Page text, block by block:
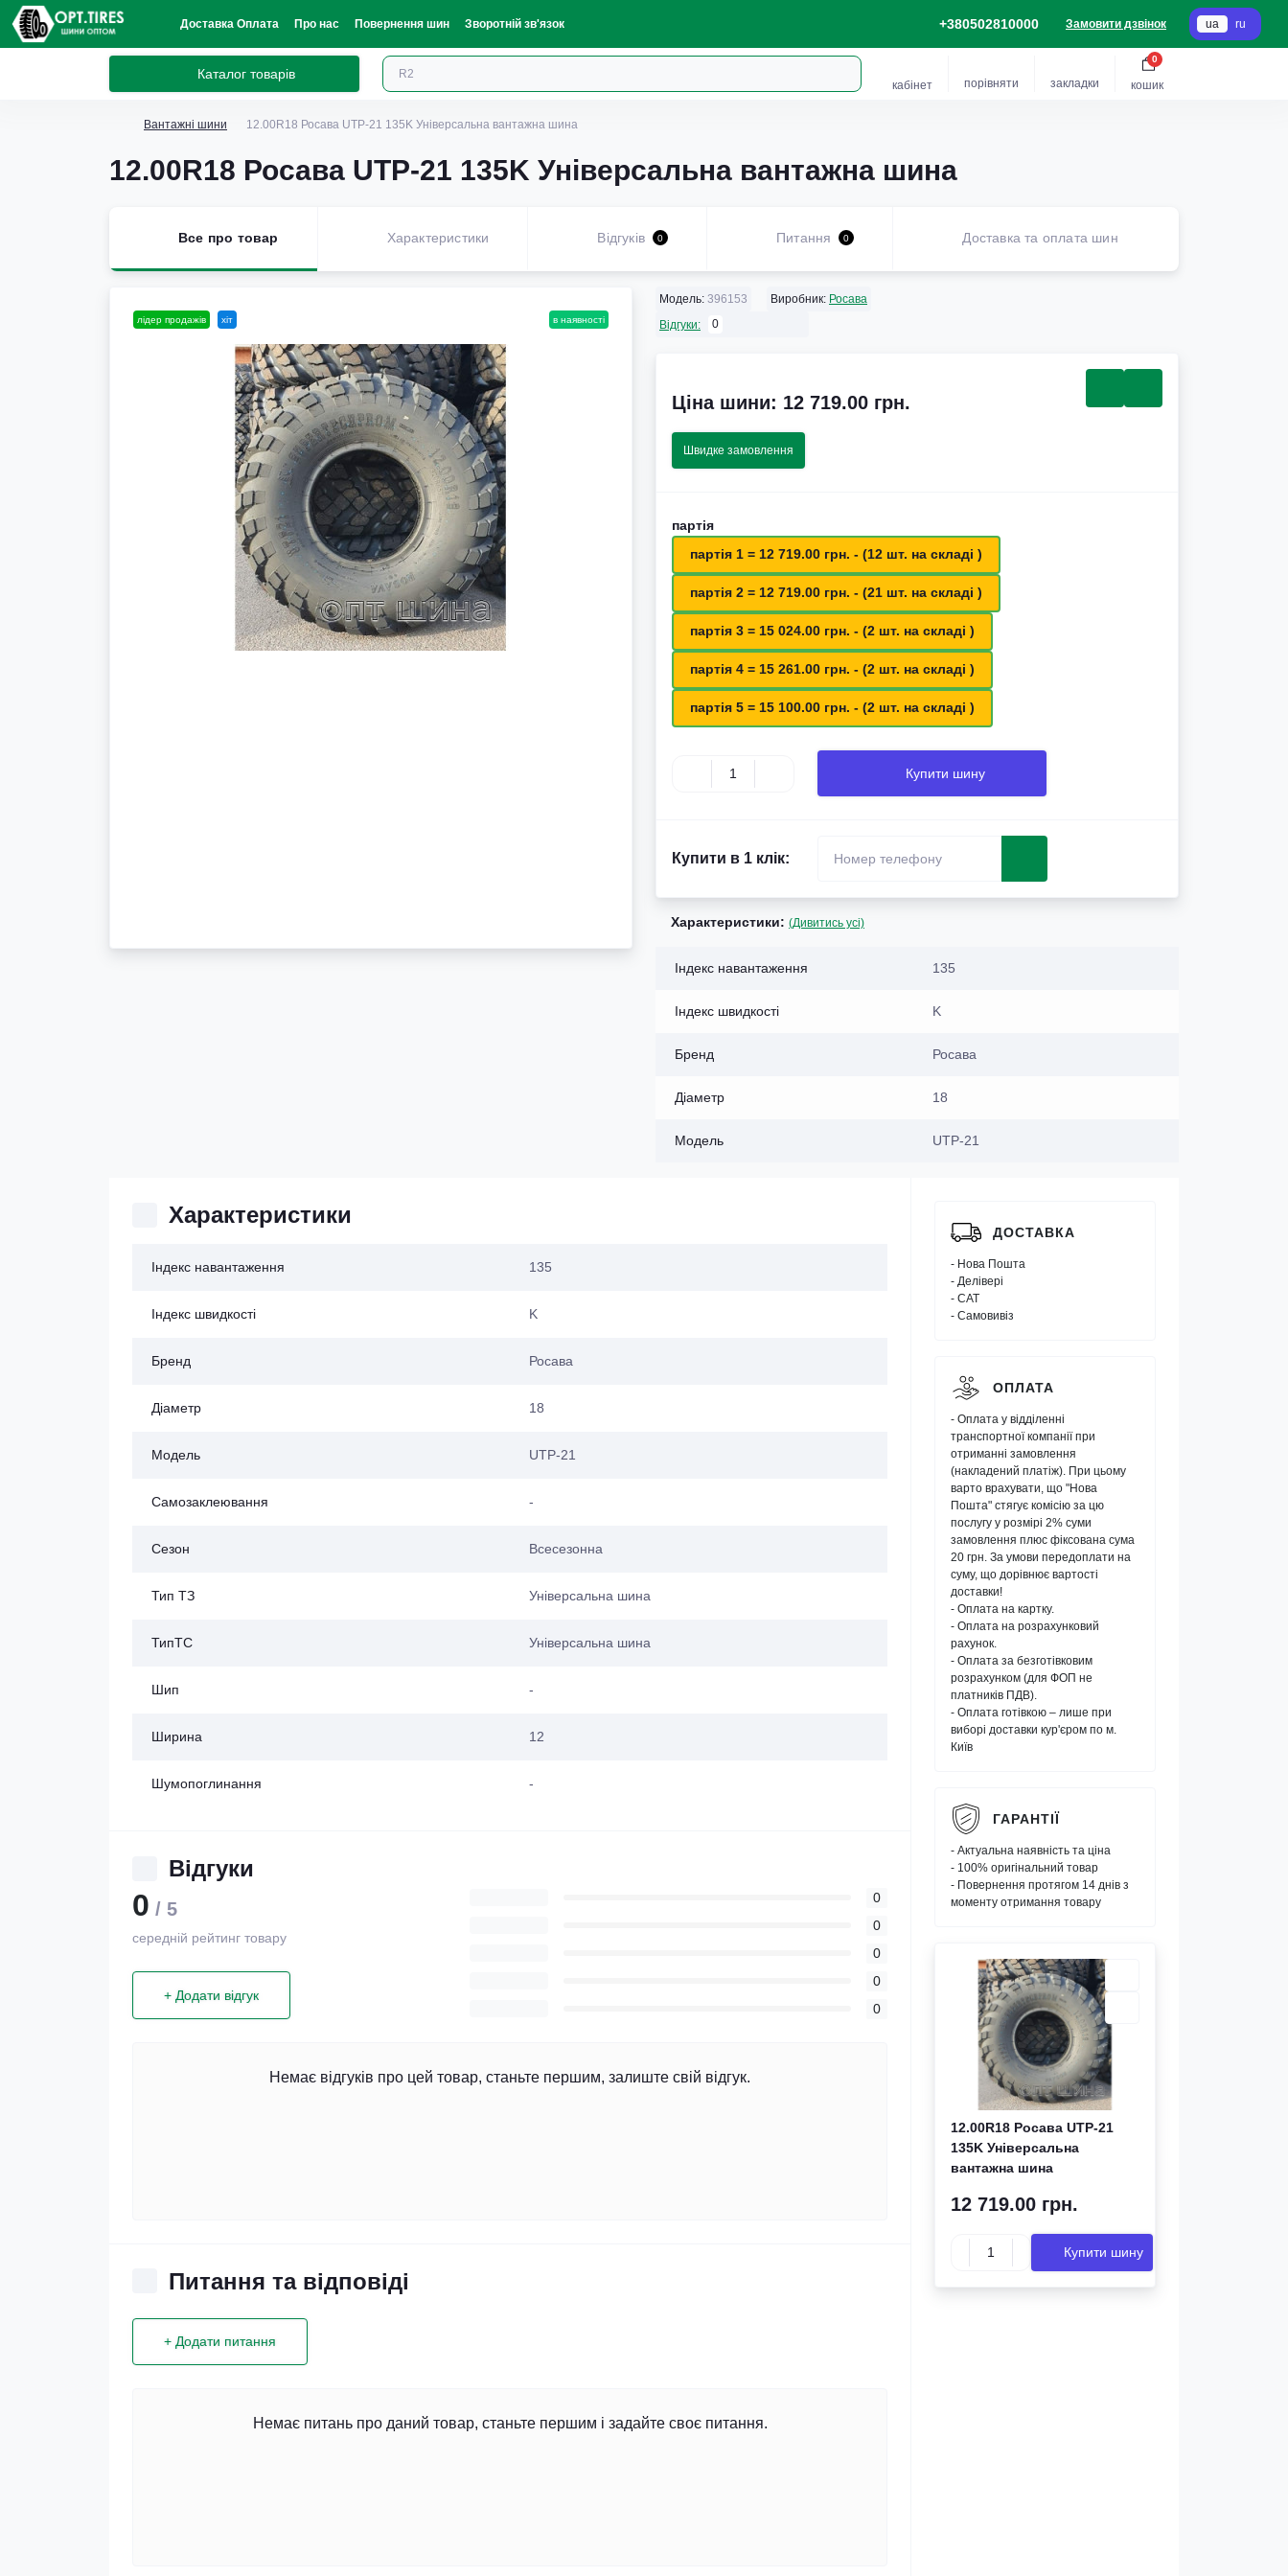
Доставка Оплата Про нас Повернення шин Зворотній зв'язок +380502810000 Замовити дзвінок ua ru
Каталог товарів
кабінет порівняти закладки кошик
0
Вантажні шини 12.00R18 Росава UTP-21 135K Універсальна вантажна шина
12.00R18 Росава UTP-21 135K Універсальна вантажна шина
Все про товар Характеристики Відгуків 0 Питання 0 Доставка та оплата шин
лідер продажів хіт в наявності
Модель: 396153 Виробник: Росава
Відгуки:
0
Ціна шини: 12 719.00 грн.
Швидке замовлення
партія
партія 1 = 12 719.00 грн. - (12 шт. на складі )
партія 2 = 12 719.00 грн. - (21 шт. на складі )
партія 3 = 15 024.00 грн. - (2 шт. на складі )
партія 4 = 15 261.00 грн. - (2 шт. на складі )
партія 5 = 15 100.00 грн. - (2 шт. на складі )
Купити шину
Купити в 1 клік:
Характеристики: (Дивитись усі)
Індекс навантаження 135
Індекс швидкості K
Бренд Росава
Діаметр 18
Модель UTP-21
Характеристики
Індекс навантаження 135
Індекс швидкості K
Бренд Росава
Діаметр 18
Модель UTP-21
Самозаклеювання -
Сезон Всесезонна
Тип ТЗ Універсальна шина
ТипТС Універсальна шина
Шип -
Ширина 12
Шумопоглинання -
Відгуки
0 / 5
середній рейтинг товару
+ Додати відгук
0
0
0
0
0
Немає відгуків про цей товар, станьте першим, залиште свій відгук.
Питання та відповіді
+ Додати питання
Немає питань про даний товар, станьте першим і задайте своє питання.
ДОСТАВКА
- Нова Пошта
- Делівері
- САТ
- Самовивіз
ОПЛАТА
- Оплата у відділенні
транспортної компанії при
отриманні замовлення
(накладений платіж). При цьому
варто врахувати, що "Нова
Пошта" стягує комісію за цю
послугу у розмірі 2% суми
замовлення плюс фіксована сума
20 грн. За умови передоплати на
суму, що дорівнює вартості
доставки!
- Оплата на картку.
- Оплата на розрахунковий
рахунок.
- Оплата за безготівковим
розрахунком (для ФОП не
платників ПДВ).
- Оплата готівкою – лише при
виборі доставки кур'єром по м.
Київ
ГАРАНТІЇ
- Актуальна наявність та ціна
- 100% оригінальний товар
- Повернення протягом 14 днів з
моменту отримання товару
12.00R18 Росава UTP-21
135K Універсальна
вантажна шина
12 719.00 грн.
Купити шину